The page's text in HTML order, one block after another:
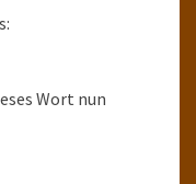
Wort nun